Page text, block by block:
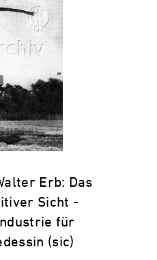
Erb: Das
Sicht -
für
(sic)